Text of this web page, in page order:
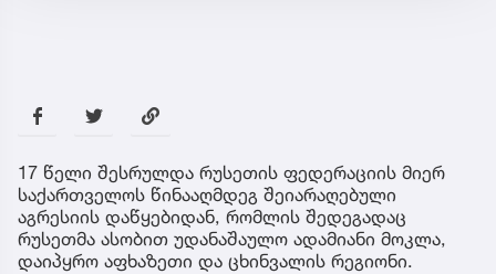
17 წელი შესრულდა რუსეთის ფედერაციის მიერ
საქართველოს წინააღმდეგ შეიარაღებული
აგრესიის დაწყებიდან, რომლის შედეგადაც
რუსეთმა ასობით უდანაშაულო ადამიანი მოკლა,
დაიპყრო აფხაზეთი და ცხინვალის რეგიონი.